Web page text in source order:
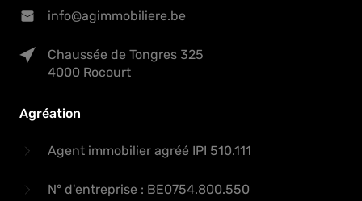
info@agimmobiliere.be
Chaussée de Tongres 325
4000 Rocourt
Agréation
Agent immobilier agréé IPI 510.111
N° d'entreprise : BE0754.800.550